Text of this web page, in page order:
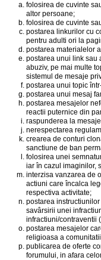
folosirea de cuvinte
altor persoane;
folosirea de cuvinte
postarea linkurilor cu
pentru adulti ori la
postarea materialelor
postarea unui link sau
abuziv, pe mai multe
sistemul de mesaje
postarea unui topic
postarea unui mesaj
postarea mesajelor
reactii puternice din
raspunderea la
nerespectarea
crearea de conturi
sanctiune de ban
folosirea unei
iar în cazul imaginilor,
interzisa vanzarea de
actiuni care încalca
respectiva activitate;
postarea
savârsirii unei
infractiuni/contraventii
postarea mesajelor
religioasa a
publicarea de oferte
forumului, in afara